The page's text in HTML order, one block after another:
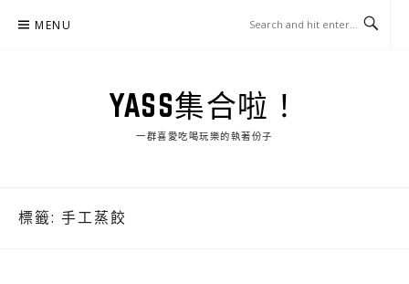
MENU
YASS集合啦！
一群喜愛吃喝玩樂的執著份子
標籤: 手工蒸餃